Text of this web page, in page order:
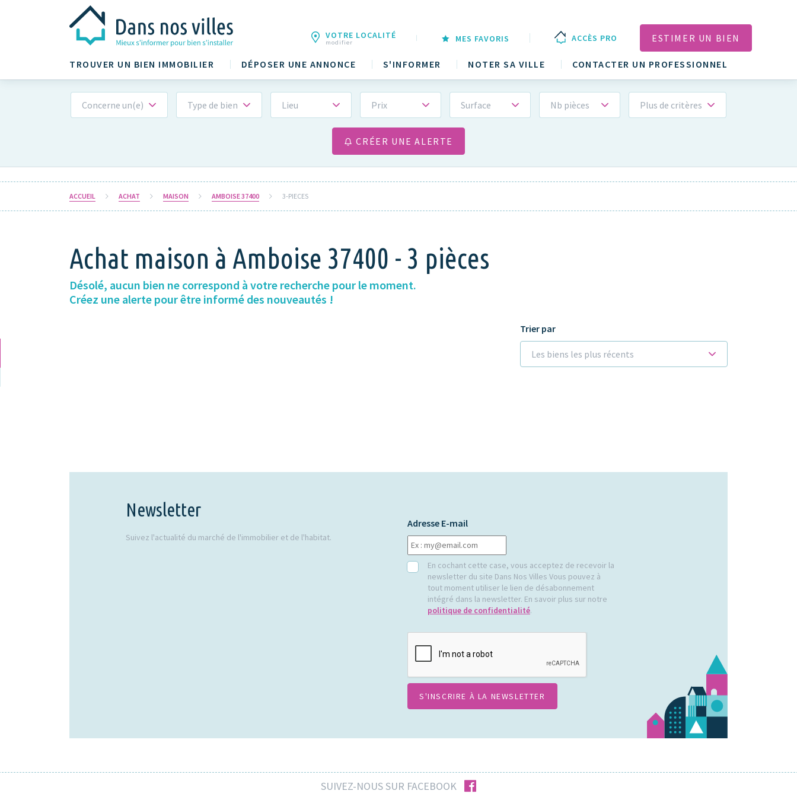
TROUVER UN BIEN IMMOBILIER DÉPOSER UNE ANNONCE S'INFORMER NOTER SA VILLE CONTACTER UN PROFESSIONNEL
VOTRE LOCALITÉ
modifier MES FAVORIS ACCÈS PRO ESTIMER UN BIEN
Concerne un(e) Type de bien Lieu Prix Surface Nb pièces Plus de critères
CRÉER UNE ALERTE
ACCUEIL ACHAT MAISON AMBOISE 37400 3-PIECES
Achat maison à Amboise 37400 - 3 pièces
Désolé, aucun bien ne correspond à votre recherche pour le moment.
Créez une alerte pour être informé des nouveautés !
Trier par
Les biens les plus récents
Newsletter
Suivez l'actualité du marché de l'immobilier et de l'habitat.
Adresse E-mail
RGPDEn cochant cette case, vous acceptez de recevoir la
newsletter du site Dans Nos Villes Vous pouvez à
tout moment utiliser le lien de désabonnement
intégré dans la newsletter. En savoir plus sur notre
politique de confidentialité.
SUIVEZ-NOUS SUR FACEBOOK facebook